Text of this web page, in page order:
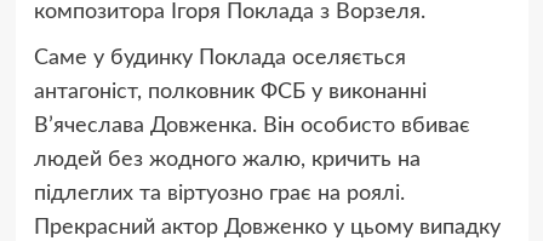
композитора Ігоря Поклада з Ворзеля.
Саме у будинку Поклада оселяється
антагоніст, полковник ФСБ у виконанні
В’ячеслава Довженка. Він особисто вбиває
людей без жодного жалю, кричить на
підлеглих та віртуозно грає на роялі.
Прекрасний актор Довженко у цьому випадку